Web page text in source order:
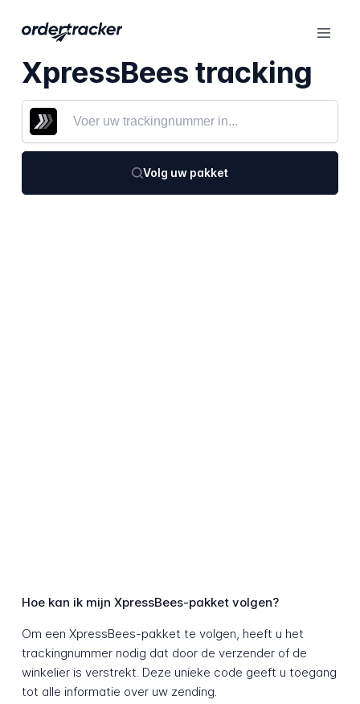
XpressBees tracking
Volg uw pakket
Hoe kan ik mijn XpressBees-pakket volgen?
Om een XpressBees-pakket te volgen, heeft u het
trackingnummer nodig dat door de verzender of de
winkelier is verstrekt. Deze unieke code geeft u toegang
tot alle informatie over uw zending.